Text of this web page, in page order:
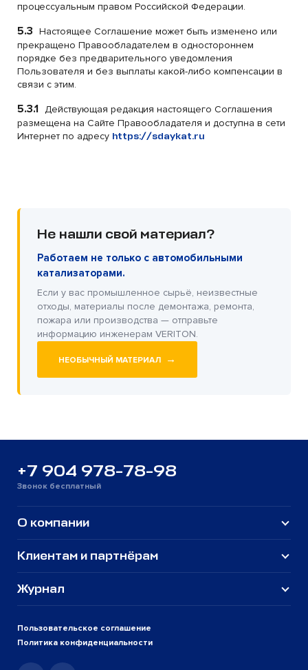
процессуальным правом Российской Федерации.
5.3 Настоящее Соглашение может быть изменено или
прекращено Правообладателем в одностороннем
порядке без предварительного уведомления
Пользователя и без выплаты какой-либо компенсации в
связи с этим.
5.3.1 Действующая редакция настоящего Соглашения
размещена на Сайте Правообладателя и доступна в сети
Интернет по адресу https://sdaykat.ru
Не нашли свой материал?
Работаем не только с автомобильными
катализаторами.
Если у вас промышленное сырьё, неизвестные
отходы, материалы после демонтажа, ремонта,
пожара или производства — отправьте
информацию инженерам VERITON.
НЕОБЫЧНЫЙ МАТЕРИАЛ →
+7 904 978-78-98
Звонок бесплатный
Пользовательское соглашение
Политика конфиденциальности
О компании
Клиентам и партнёрам
Журнал